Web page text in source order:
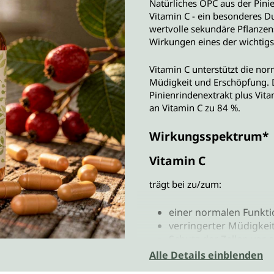
Natürliches OPC aus der
Vitamin C - ein besonderes
wertvolle sekundäre
Wirkungen eines der
Vitamin C unterstützt die
Müdigkeit und Erschöpfung.
Pinienrindenextrakt plus
an Vitamin C zu 84 %.
Wirkungsspektrum*
Vitamin C
trägt bei zu/zum:
einer normalen
verringerter
einem normalen
Alle Details einblenden